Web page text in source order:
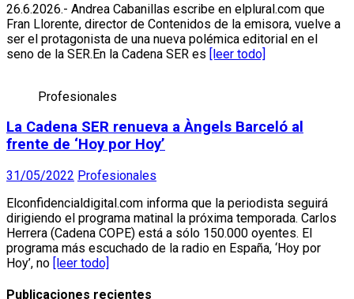
26.6.2026.- Andrea Cabanillas escribe en elplural.com que
Fran Llorente, director de Contenidos de la emisora, vuelve a
ser el protagonista de una nueva polémica editorial en el
seno de la SER.En la Cadena SER es [leer todo]
Profesionales
La Cadena SER renueva a Àngels Barceló al
frente de ‘Hoy por Hoy’
31/05/2022 Profesionales
Elconfidencialdigital.com informa que la periodista seguirá
dirigiendo el programa matinal la próxima temporada. Carlos
Herrera (Cadena COPE) está a sólo 150.000 oyentes. El
programa más escuchado de la radio en España, ‘Hoy por
Hoy’, no [leer todo]
Publicaciones recientes